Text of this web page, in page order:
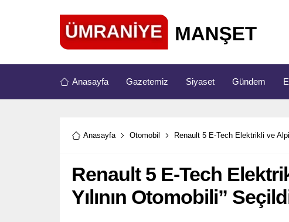
Anasayfa Gazetemiz Siyaset Gündem
Anasayfa Otomobil Renault 5 E-Tech Elektrikli ve
Renault 5 E-Tech
Yılının Otomobili”